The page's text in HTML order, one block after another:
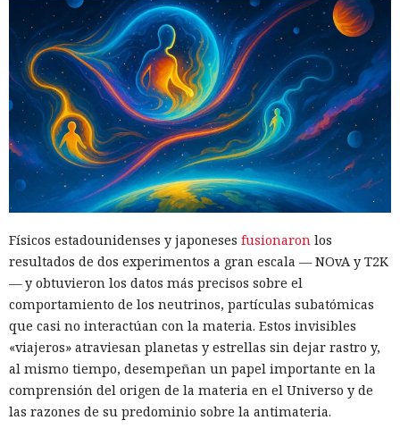
Físicos estadounidenses y japoneses fusionaron los
resultados de dos experimentos a gran escala — NOvA y T2K
— y obtuvieron los datos más precisos sobre el
comportamiento de los neutrinos, partículas subatómicas
que casi no interactúan con la materia. Estos invisibles
«viajeros» atraviesan planetas y estrellas sin dejar rastro y,
al mismo tiempo, desempeñan un papel importante en la
comprensión del origen de la materia en el Universo y de
las razones de su predominio sobre la antimateria.